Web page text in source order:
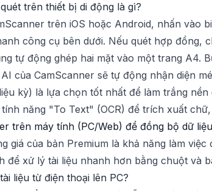
trên thiết bị di động là gì?
trên iOS hoặc Android, nhấn vào
công cụ bên dưới. Nếu quét hợp đồng,
tự động ghép hai mặt vào một trang A4.
của CamScanner sẽ tự động nhận diện
kỳ) là lựa chọn tốt nhất để làm trắng
năng "To Text" (OCR) để trích xuất
trên máy tính (PC/Web) để đồng bộ dữ
giá của bản Premium là khả năng làm
để xử lý tài liệu nhanh hơn bằng chuột và
liệu từ điện thoại lên PC?